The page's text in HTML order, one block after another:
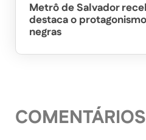
Metrô de Salvador
destaca o
negras